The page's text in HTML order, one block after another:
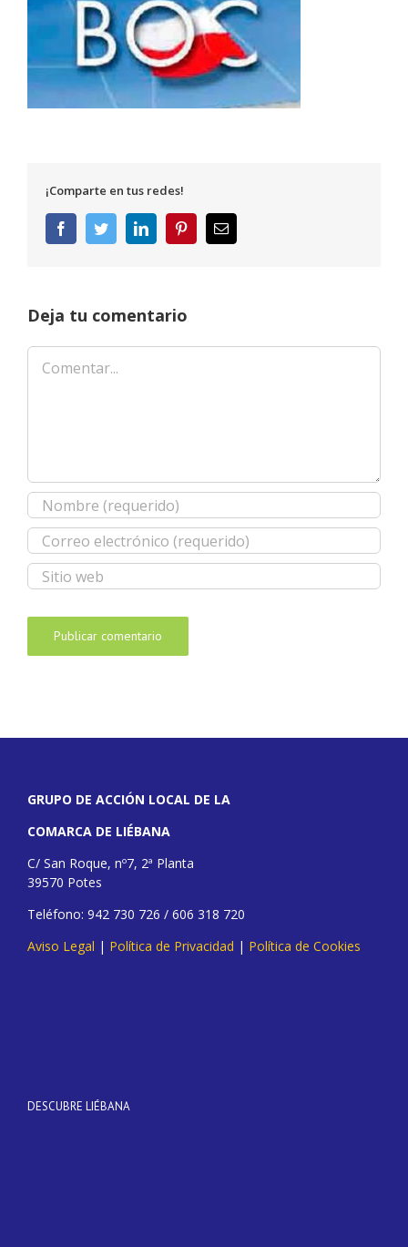
¡Comparte en tus redes!
FacebookTwitterLinkedInPinterestCorreo
electrónico
Deja tu comentario
Comentar
GRUPO DE ACCIÓN LOCAL DE LA
COMARCA DE LIÉBANA
C/ San Roque, nº7, 2ª Planta
39570 Potes
Teléfono: 942 730 726 / 606 318 720
Aviso Legal | Política de Privacidad | Política de Cookies
DESCUBRE LIÉBANA